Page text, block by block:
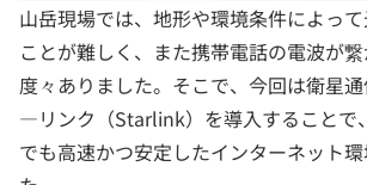
山岳現場では、地形や環境条件によっ
ことが難しく、また携帯電話の電波が
度々ありました。そこで、今回は衛星
―リンク（Starlink）を導入することで
でも高速かつ安定したインターネット